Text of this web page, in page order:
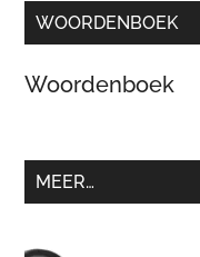
WOORDENBOEK
Woordenboek
MEER…